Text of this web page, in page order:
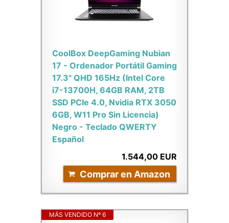
CoolBox DeepGaming Nubian
17 - Ordenador Portátil Gaming
17.3" QHD 165Hz (Intel Core
i7-13700H, 64GB RAM, 2TB
SSD PCIe 4.0, Nvidia RTX 3050
6GB, W11 Pro Sin Licencia)
Negro - Teclado QWERTY
Español
1.544,00 EUR
Comprar en Amazon
MÁS VENDIDO Nº 6